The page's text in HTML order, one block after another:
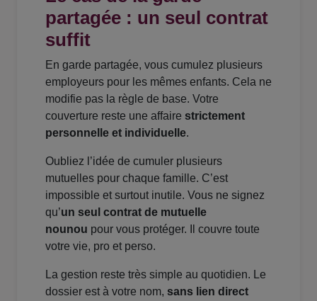
partagée : un seul contrat
suffit
En garde partagée, vous cumulez plusieurs
employeurs pour les mêmes enfants. Cela ne
modifie pas la règle de base. Votre
couverture reste une affaire strictement
personnelle et individuelle.
Oubliez l’idée de cumuler plusieurs
mutuelles pour chaque famille. C’est
impossible et surtout inutile. Vous ne signez
qu’un seul contrat de mutuelle
nounou pour vous protéger. Il couvre toute
votre vie, pro et perso.
La gestion reste très simple au quotidien. Le
dossier est à votre nom, sans lien direct